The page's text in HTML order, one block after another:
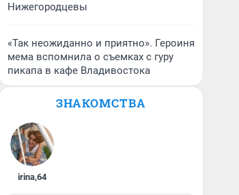
Нижегородцевы
«Так неожиданно и приятно». Героиня
мема вспомнила о съемках с гуру
пикапа в кафе Владивостока
ЗНАКОМСТВА
irina,64